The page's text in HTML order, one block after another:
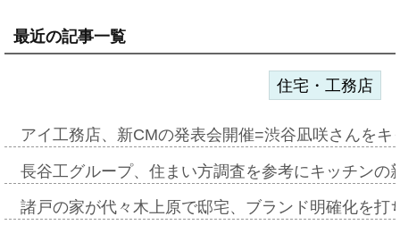
最近の記事一覧
住宅・工務店
アイ工務店、新CMの発表会開催=渋谷凪咲さんを
長谷工グループ、住まい方調査を参考にキッチン
諸戸の家が代々木上原で邸宅、ブランド明確化を